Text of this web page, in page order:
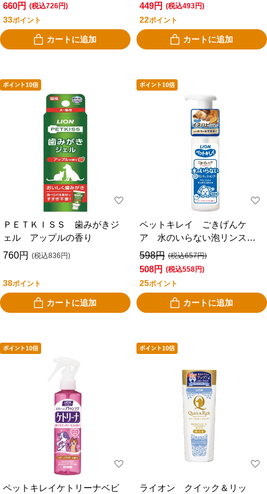
660円 (税込726円)
33ポイント
カートに追加
449円 (税込493円)
22ポイント
カートに追加
ＰＥＴＫＩＳＳ 歯みがきジ
ェル アップルの香り
760円 (税込836円)
38ポイント
カートに追加
ペットキレイ ごきげんケ
ア 水のいらない泡リンスイ
ンシャンプー 犬用
598円 (税込657円)
508円 (税込558円)
25ポイント
カートに追加
ペットキレイケトリーナベビ
ライオン クイック＆リッ